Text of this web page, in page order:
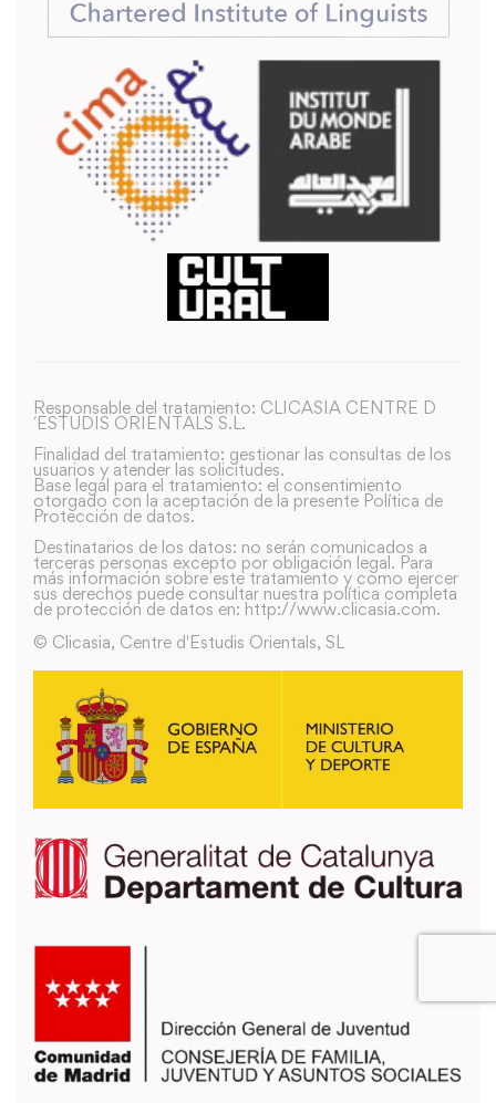
Responsable del tratamiento: CLICASIA CENTRE D
´ESTUDIS ORIENTALS S.L.
Finalidad del tratamiento: gestionar las consultas de los
usuarios y atender las solicitudes.
Base legal para el tratamiento: el consentimiento
otorgado con la aceptación de la presente Política de
Protección de datos.
Destinatarios de los datos: no serán comunicados a
terceras personas excepto por obligación legal. Para
más información sobre este tratamiento y como ejercer
sus derechos puede consultar nuestra política completa
de protección de datos en: http://www.clicasia.com.
© Clicasia, Centre d'Estudis Orientals, SL